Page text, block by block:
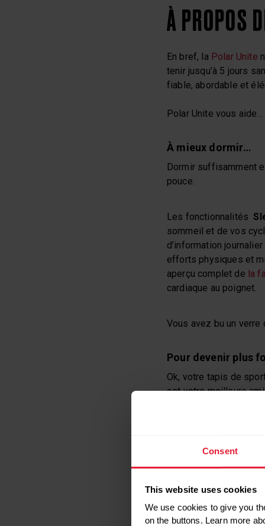
Consent
This website uses cookies
We use cookies to give you
on the buttons. Learn more
À PROPOS
En bref, la Polar Unite
tenir jusqu’à 5 jours
fiable, abordable et
Polar Unite vous aide…
À mieux dormir…
Dormir suffisamment
pouce.
Les fonctionnalités
sommeil et de vos
d’information
efforts physiques et
aperçu complet de la
cardiaque au poignet.
Vous avez bu un
Pour devenir plus
Ok, votre tapis de
est votre meilleure
Imaginez une séance
instructions
Afin de gérer le
Vous avez besoin de
fonction
Serene
aide
simples.